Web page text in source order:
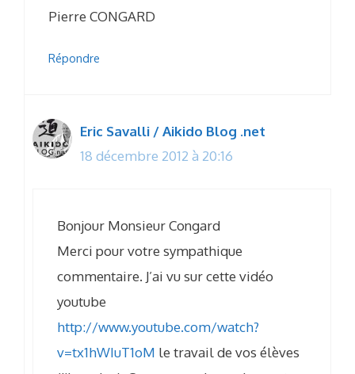
Pierre CONGARD
Répondre
Eric Savalli / Aikido Blog .net
18 décembre 2012 à 20:16
Bonjour Monsieur Congard
Merci pour votre sympathique
commentaire. J’ai vu sur cette vidéo
youtube
http://www.youtube.com/watch?
v=tx1hWIuT1oM le travail de vos élèves